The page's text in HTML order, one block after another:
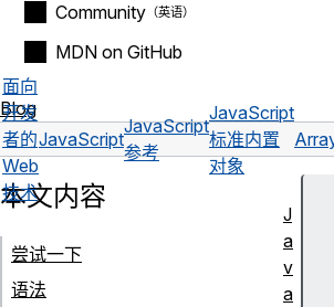
Community
MDN on GitHub
Blog
面向
开发
者的
Web
技术
JavaScript
JavaScript
参考
JavaScript
标准内置
对象
本文内容
尝试一下
语法
J
a
v
a